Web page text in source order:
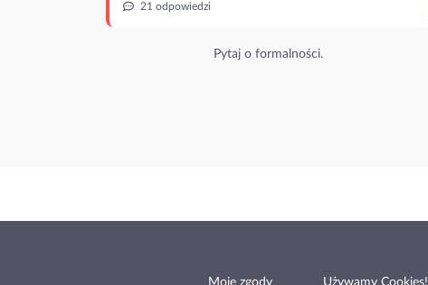
21 odpowiedzi
Pytaj o formalności.
Moje zgody Używamy Cookies!